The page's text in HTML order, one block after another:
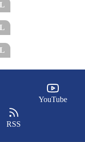
YouTube
RSS